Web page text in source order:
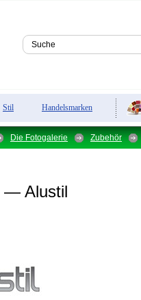
Stil Handelsmarken
Die Fotogalerie Zubehör
— Alustil